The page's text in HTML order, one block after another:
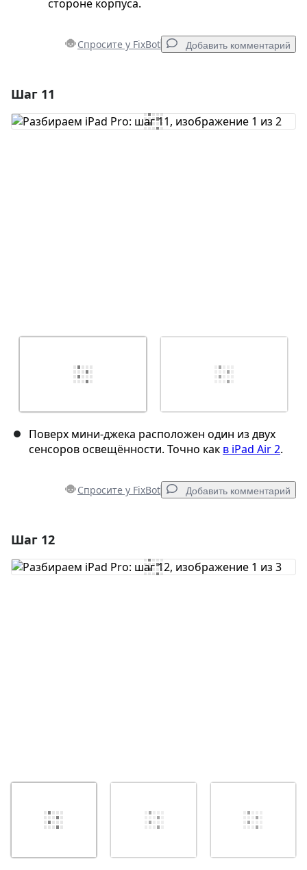
стороне корпуса.
Спросите у FixBot Добавить комментарий
Добавить комментарий
Шаг 11
Поверх мини-джека расположен один из двух
сенсоров освещённости. Точно как в iPad Air 2.
Спросите у FixBot Добавить комментарий
Добавить комментарий
Шаг 12